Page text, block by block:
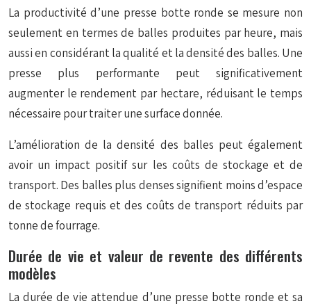
La productivité d’une presse botte ronde se mesure non
seulement en termes de balles produites par heure, mais
aussi en considérant la qualité et la densité des balles. Une
presse plus performante peut significativement
augmenter le rendement par hectare, réduisant le temps
nécessaire pour traiter une surface donnée.
L’amélioration de la densité des balles peut également
avoir un impact positif sur les coûts de stockage et de
transport. Des balles plus denses signifient moins d’espace
de stockage requis et des coûts de transport réduits par
tonne de fourrage.
Durée de vie et valeur de revente des différents
modèles
La durée de vie attendue d’une presse botte ronde et sa